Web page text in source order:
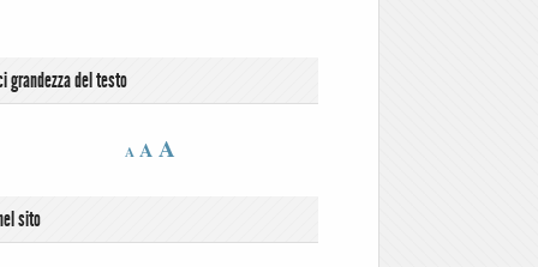
grandezza del testo
A A A
sito